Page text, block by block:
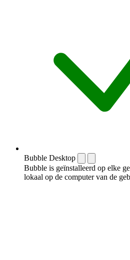
Bubble Desktop
Bubble is geïnstalleerd op elke
lokaal op de computer van de